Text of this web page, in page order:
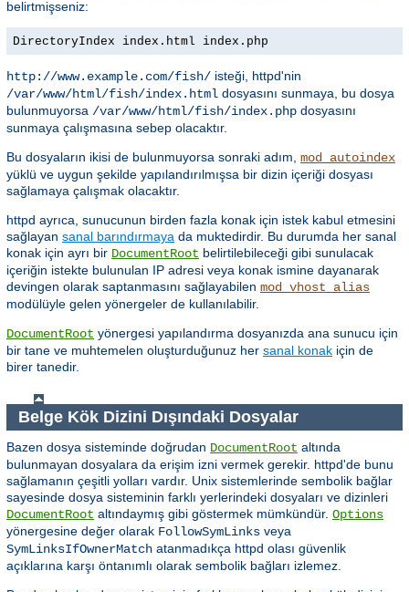
belirtmişseniz:
DirectoryIndex index.html index.php
http://www.example.com/fish/ isteği, httpd'nin
/var/www/html/fish/index.html dosyasını sunmaya, bu dosya
bulunmuyorsa /var/www/html/fish/index.php dosyasını
sunmaya çalışmasına sebep olacaktır.
Bu dosyaların ikisi de bulunmuyorsa sonraki adım, mod_autoindex
yüklü ve uygun şekilde yapılandırılmışsa bir dizin içeriği dosyası
sağlamaya çalışmak olacaktır.
httpd ayrıca, sunucunun birden fazla konak için istek kabul etmesini
sağlayan sanal barındırmaya da muktedirdir. Bu durumda her sanal
konak için ayrı bir DocumentRoot belirtilebileceği gibi sunulacak
içeriğin istekte bulunulan IP adresi veya konak ismine dayanarak
devingen olarak saptanmasını sağlayabilen mod_vhost_alias
modülüyle gelen yönergeler de kullanılabilir.
DocumentRoot yönergesi yapılandırma dosyanızda ana sunucu için
bir tane ve muhtemelen oluşturduğunuz her sanal konak için de
birer tanedir.
Belge Kök Dizini Dışındaki Dosyalar
Bazen dosya sisteminde doğrudan DocumentRoot altında
bulunmayan dosyalara da erişim izni vermek gerekir. httpd'de bunu
sağlamanın çeşitli yolları vardır. Unix sistemlerinde sembolik bağlar
sayesinde dosya sisteminin farklı yerlerindeki dosyaları ve dizinleri
DocumentRoot altındaymış gibi göstermek mümkündür. Options
yönergesine değer olarak FollowSymLinks veya
SymLinksIfOwnerMatch atanmadıkça httpd olası güvenlik
açıklarına karşı öntanımlı olarak sembolik bağları izlemez.